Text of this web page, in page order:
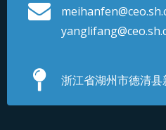
浙江省湖州市德清